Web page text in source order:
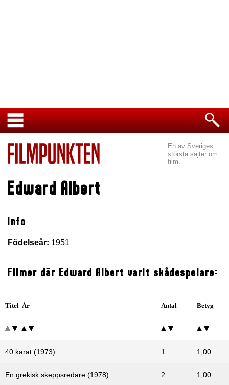
En av Sveriges
största sajter om
film.
Edward Albert
Info
Födelseår: 1951
Filmer där Edward Albert varit skådespelare:
Titel År Antal Betyg
40 karat (1973) 1 1,00
En grekisk skeppsredare (1978) 2 1,00